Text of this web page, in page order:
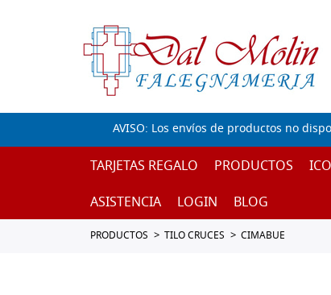
AVISO: Los envíos de productos no
TARJETAS REGALO PRODUCTOS
ASISTENCIA
LOGIN BLOG
PRODUCTOS TILO CRUCES CIMABUE